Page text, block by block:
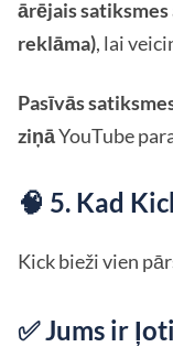
ārējais
reklāma), lai
Pasīvās
ziņāYouTube
🧠 5. Kad
Kick bieži vien
✅ Jums ir